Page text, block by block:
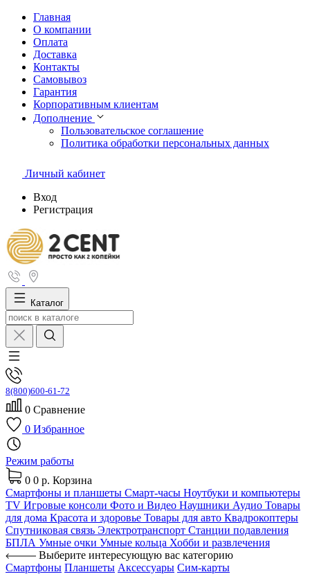
Главная
О компании
Оплата
Доставка
Контакты
Самовывоз
Гарантия
Корпоративным клиентам
Дополнение
Пользовательское соглашение
Политика обработки персональных данных
Личный кабинет
Вход
Регистрация
Каталог
8(800)600-61-72
0 Сравнение
0 Избранное
Режим работы
0 0 р. Корзина
Смартфоны и планшеты Смарт-часы Ноутбуки и компьютеры
TV Игровые консоли Фото и Видео Наушники Аудио Товары
для дома Красота и здоровье Товары для авто Квадрокоптеры
Спутниковая связь Электротранспорт Станции подавления
БПЛА Умные очки Умные кольца Хобби и развлечения
Выберите интересующую вас категорию
Смартфоны Планшеты Аксессуары Сим-карты